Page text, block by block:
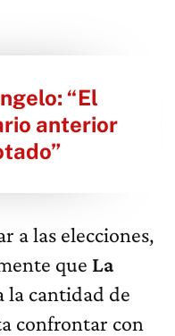
“El
anterior
a las elecciones,
que La
la cantidad de
confrontar con